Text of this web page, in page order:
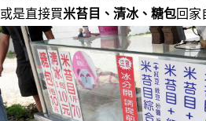
或是直接買米苔目、清冰、糖包回家